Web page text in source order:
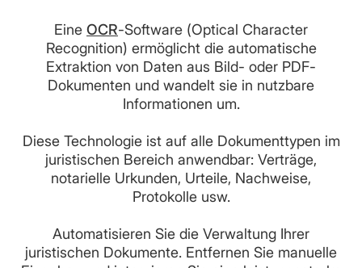
Eine OCR-Software (Optical Character
Recognition) ermöglicht die automatische
Extraktion von Daten aus Bild- oder PDF-
Dokumenten und wandelt sie in nutzbare
Informationen um.
Diese Technologie ist auf alle Dokumenttypen im
juristischen Bereich anwendbar: Verträge,
notarielle Urkunden, Urteile, Nachweise,
Protokolle usw.
Automatisieren Sie die Verwaltung Ihrer
juristischen Dokumente. Entfernen Sie manuelle